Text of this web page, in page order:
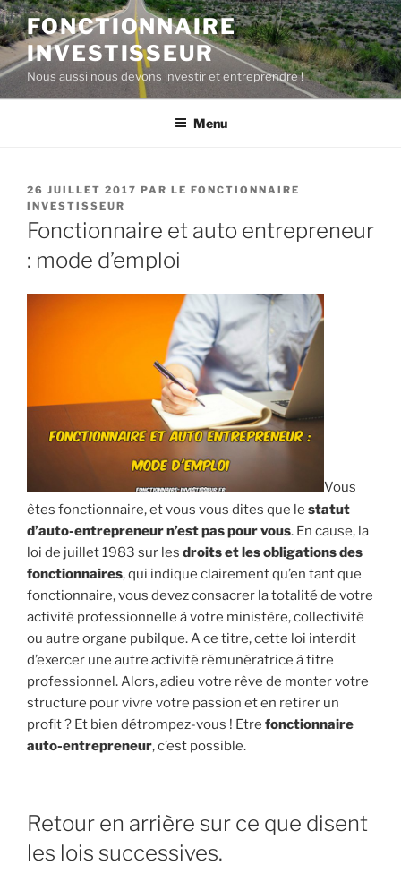
Aller
au
contenu
principal
FONCTIONNAIRE
INVESTISSEUR
Nous aussi nous devons investir et entreprendre !
Menu
PUBLIÉ
LE
26 JUILLET 2017 PAR LE FONCTIONNAIRE
INVESTISSEUR
Fonctionnaire et auto entrepreneur
: mode d’emploi
Vous
êtes fonctionnaire, et vous vous dites que le statut
d’auto-entrepreneur n’est pas pour vous. En cause, la
loi de juillet 1983 sur les droits et les obligations des
fonctionnaires, qui indique clairement qu’en tant que
fonctionnaire, vous devez consacrer la totalité de votre
activité professionnelle à votre ministère, collectivité
ou autre organe pubilque. A ce titre, cette loi interdit
d’exercer une autre activité rémunératrice à titre
professionnel. Alors, adieu votre rêve de monter votre
structure pour vivre votre passion et en retirer un
profit ? Et bien détrompez-vous ! Etre fonctionnaire
auto-entrepreneur, c’est possible.
Retour en arrière sur ce que disent
les lois successives.